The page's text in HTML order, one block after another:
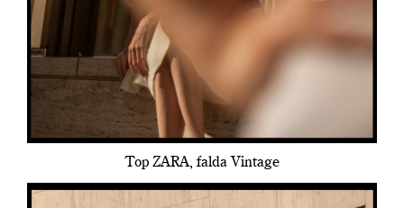
Top ZARA, falda Vintage